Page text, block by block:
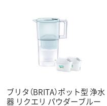
ブリタ（BRITA）ポット型 浄水
器 リクエリ パウダーブルー